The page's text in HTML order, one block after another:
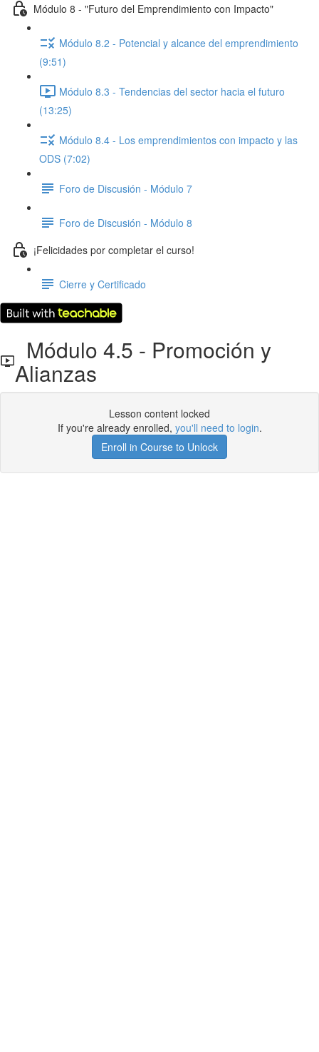
Módulo 8 - "Futuro del Emprendimiento con Impacto"
Módulo 8.2 - Potencial y alcance del emprendimiento
(9:51)
Módulo 8.3 - Tendencias del sector hacia el futuro
(13:25)
Módulo 8.4 - Los emprendimientos con impacto y las
ODS (7:02)
Foro de Discusión - Módulo 7
Foro de Discusión - Módulo 8
¡Felicidades por completar el curso!
Cierre y Certificado
Módulo 4.5 - Promoción y
Alianzas
Lesson content locked
If you're already enrolled, you'll need to login.
Enroll in Course to Unlock